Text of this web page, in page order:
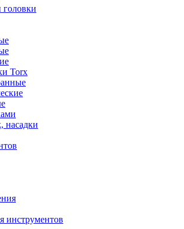
Torx
насадки
инструментов